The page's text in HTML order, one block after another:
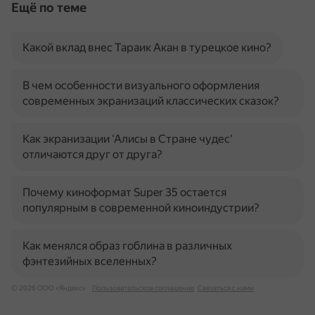
Ещё по теме
Какой вклад внес Тараик Акан в турецкое кино?
В чем особенности визуального оформления
современных экранизаций классических сказок?
Как экранизации 'Алисы в Стране чудес'
отличаются друг от друга?
Почему киноформат Super 35 остается
популярным в современной киноиндустрии?
Как менялся образ гоблина в различных
фэнтезийных вселенных?
© 2026 ООО «Яндекс» Пользовательское соглашение Связаться с нами